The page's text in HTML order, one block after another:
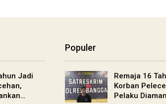
Jadi
Populer
Remaja 16
Korban
Pelaku